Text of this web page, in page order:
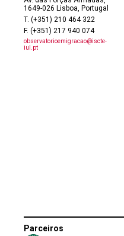
1649-026 Lisboa, Portugal
T. (+351) 210 464 322
F. (+351) 217 940 074
observatorioemigracao@iscte-
iul.pt
Parceiros